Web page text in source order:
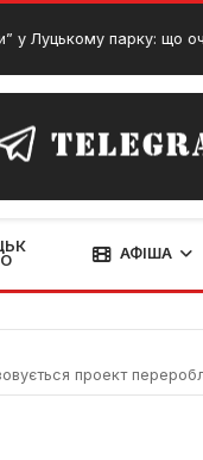
парку: що очікувати?
АФІША
проект перероблення